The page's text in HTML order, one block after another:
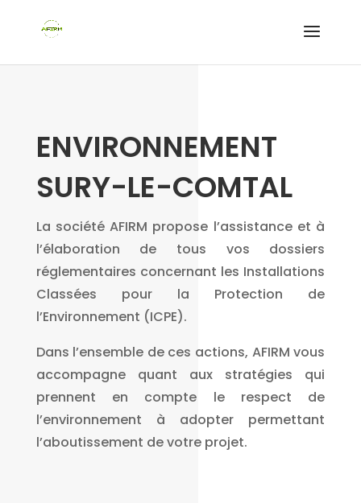
ENVIRONNEMENT
SURY-LE-COMTAL
La société AFIRM propose l’assistance et à
l’élaboration de tous vos dossiers
réglementaires concernant les Installations
Classées pour la Protection de
l’Environnement (ICPE).
Dans l’ensemble de ces actions, AFIRM vous
accompagne quant aux stratégies qui
prennent en compte le respect de
l’environnement à adopter permettant
l’aboutissement de votre projet.